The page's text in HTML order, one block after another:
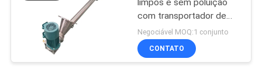
limpos e sem poluição
com transportador de
parafuso de auge
Negociável MOQ:1 conjunto
CONTATO